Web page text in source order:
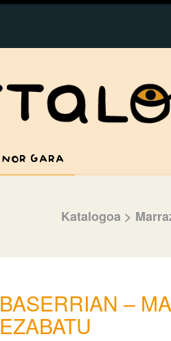
NOR GARA
Katalogoa >
BASERRIAN –
EZABATU